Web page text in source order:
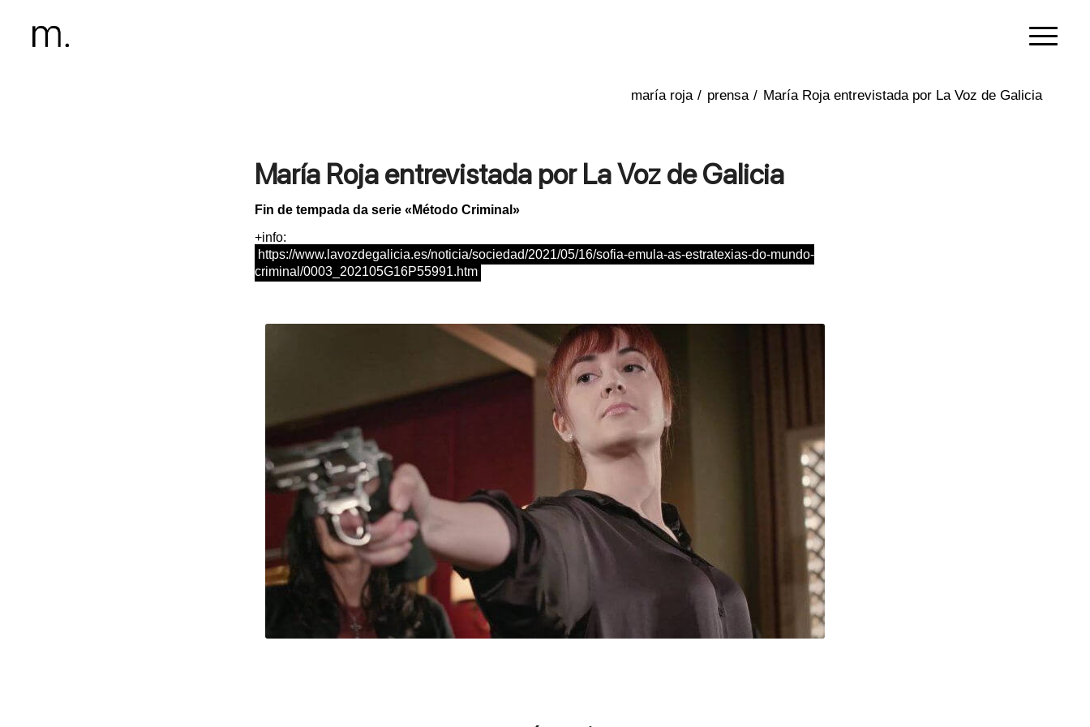
/ prensa / María Roja entrevistada por La Voz de Galicia
María Roja entrevistada por La Voz de Galicia
Fin de tempada da serie «Método Criminal»
+info:
https://www.lavozdegalicia.es/noticia/sociedad/2021/05/16/sofia-emula-as-estratexias-do-mundo-
criminal/0003_202105G16P55991.htm